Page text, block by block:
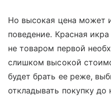
Но высокая цена может
поведение. Красная
не товаром первой
слишком высокой
будет брать ее реже,
откладывать покупку до